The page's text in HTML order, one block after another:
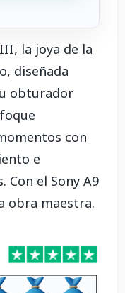
la joya de la
diseñada
obturador
con
e
el Sony A9
obra maestra.